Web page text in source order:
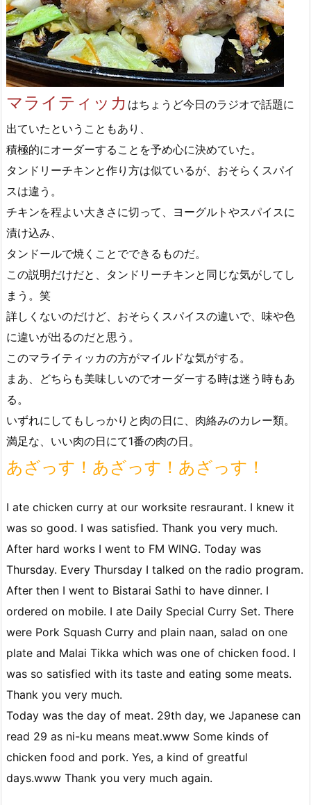
マライティッカ はちょうど今日のラジオで話題に
出ていたということもあり、
積極的にオーダーすることを予め心に決めていた。
タンドリーチキンと作り方は似ているが、おそらくスパイ
スは違う。
チキンを程よい大きさに切って、ヨーグルトやスパイスに
漬け込み、
タンドールで焼くことでできるものだ。
この説明だけだと、タンドリーチキンと同じな気がしてし
まう。笑
詳しくないのだけど、おそらくスパイスの違いで、味や色
に違いが出るのだと思う。
このマライティッカの方がマイルドな気がする。
まあ、どちらも美味しいのでオーダーする時は迷う時もあ
る。
いずれにしてもしっかりと肉の日に、肉絡みのカレー類。
満足な、いい肉の日にて1番の肉の日。
あざっす！あざっす！あざっす！
I ate chicken curry at our worksite resraurant. I knew it
was so good. I was satisfied. Thank you very much.
After hard works I went to FM WING. Today was
Thursday. Every Thursday I talked on the radio program.
After then I went to Bistarai Sathi to have dinner. I
ordered on mobile. I ate Daily Special Curry Set. There
were Pork Squash Curry and plain naan, salad on one
plate and Malai Tikka which was one of chicken food. I
was so satisfied with its taste and eating some meats.
Thank you very much.
Today was the day of meat. 29th day, we Japanese can
read 29 as ni-ku means meat.www Some kinds of
chicken food and pork. Yes, a kind of greatful
days.www Thank you very much again.